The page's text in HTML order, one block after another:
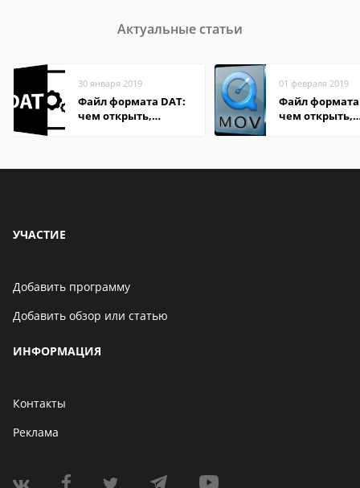
Актуальные статьи
30 января 2019
Файл формата DAT:
чем открыть,
01 февраля 2019
Файл формата
чем открыть,
УЧАСТИЕ
Добавить программу
Добавить обзор или статью
ИНФОРМАЦИЯ
Контакты
Реклама